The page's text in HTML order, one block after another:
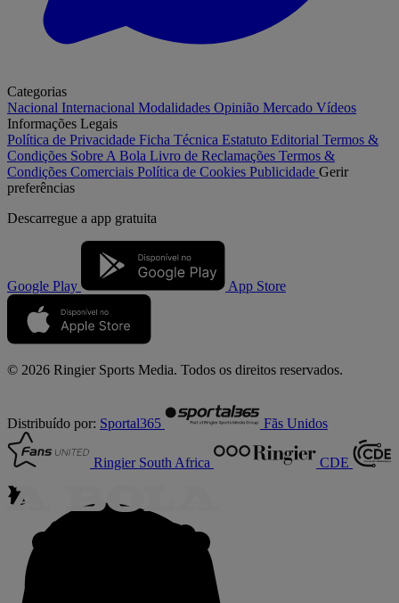
Categorias
Nacional Internacional Modalidades Opinião Mercado Vídeos
Informações Legais
Política de Privacidade Ficha Técnica Estatuto Editorial Termos &
Condições Sobre A Bola Livro de Reclamações Termos &
Condições Comerciais Política de Cookies Publicidade Gerir
preferências
Descarregue a app gratuita
Google Play App Store
© 2026 Ringier Sports Media. Todos os direitos reservados.
Distribuído por: Sportal365 Fãs Unidos
Ringier South Africa CDE